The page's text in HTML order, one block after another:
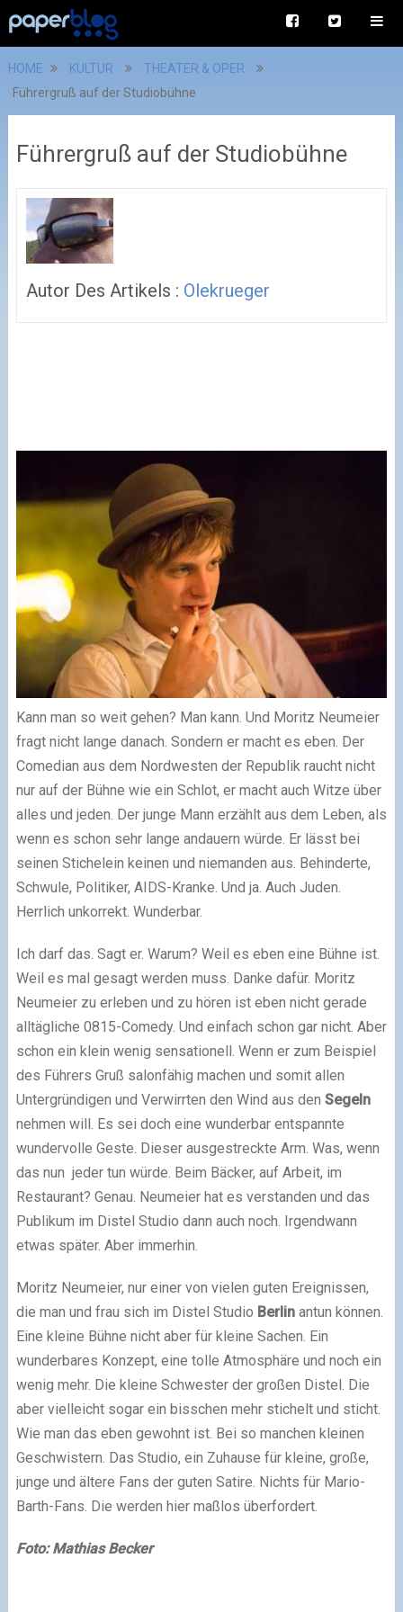
HOME KULTUR
THEATER & OPER
Führergruß auf der Studiobühne
Führergruß auf der Studiobühne
Autor Des Artikels : Olekrueger
Kann man so weit gehen? Man kann. Und Moritz Neumeier
fragt nicht lange danach. Sondern er macht es eben. Der
Comedian aus dem Nordwesten der Republik raucht nicht
nur auf der Bühne wie ein Schlot, er macht auch Witze über
alles und jeden. Der junge Mann erzählt aus dem Leben, als
wenn es schon sehr lange andauern würde. Er lässt bei
seinen Stichelein keinen und niemanden aus. Behinderte,
Schwule, Politiker, AIDS-Kranke. Und ja. Auch Juden.
Herrlich unkorrekt. Wunderbar.
Ich darf das. Sagt er. Warum? Weil es eben eine Bühne ist.
Weil es mal gesagt werden muss. Danke dafür. Moritz
Neumeier zu erleben und zu hören ist eben nicht gerade
alltägliche 0815-Comedy. Und einfach schon gar nicht. Aber
schon ein klein wenig sensationell. Wenn er zum Beispiel
des Führers Gruß salonfähig machen und somit allen
Untergründigen und Verwirrten den Wind aus den Segeln
nehmen will. Es sei doch eine wunderbar entspannte
wundervolle Geste. Dieser ausgestreckte Arm. Was, wenn
das nun jeder tun würde. Beim Bäcker, auf Arbeit, im
Restaurant? Genau. Neumeier hat es verstanden und das
Publikum im Distel Studio dann auch noch. Irgendwann
etwas später. Aber immerhin.
Moritz Neumeier, nur einer von vielen guten Ereignissen,
die man und frau sich im Distel Studio Berlinantun können.
Eine kleine Bühne nicht aber für kleine Sachen. Ein
wunderbares Konzept, eine tolle Atmosphäre und noch ein
wenig mehr. Die kleine Schwester der großen Distel. Die
aber vielleicht sogar ein bisschen mehr stichelt und sticht.
Wie man das eben gewohnt ist. Bei so manchen kleinen
Geschwistern. Das Studio, ein Zuhause für kleine, große,
junge und ältere Fans der guten Satire. Nichts für Mario-
Barth-Fans. Die werden hier maßlos überfordert.
Foto: Mathias Becker